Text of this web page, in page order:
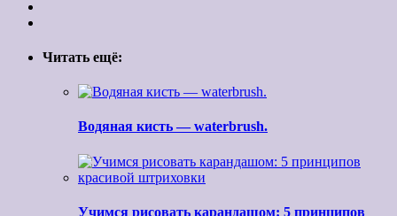
Читать ещё:
Водяная кисть — waterbrush.
Учимся рисовать карандашом: 5 принципов